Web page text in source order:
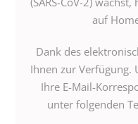
auf
Dank des
Ihnen zur Verfügung.
Ihre E-Mail-
unter folgenden